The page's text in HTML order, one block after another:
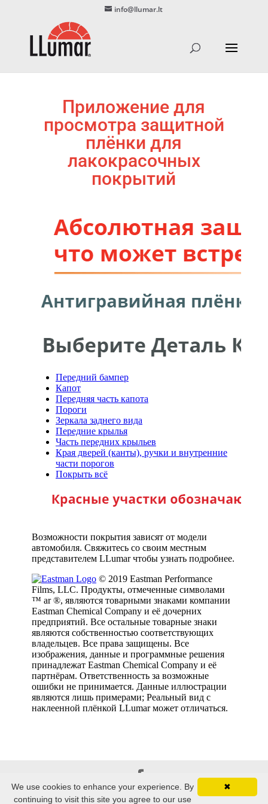
info@llumar.lt
Приложение для
просмотра защитной
плёнки для
лакокрасочных
покрытий
© 2014–2026www.llumar.lt All rights reserved. |
✖
We use cookies to enhance your experience. By
continuing to visit this site you agree to our use